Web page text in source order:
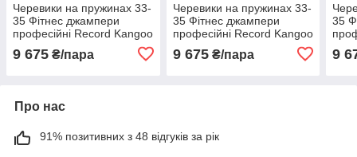
Черевики на пружинах 33-
35 Фітнес джампери
професійні Record Kangoo
9 675 ₴/пара
Черевики на пружинах 33-
35 Фітнес джампери
професійні Record Kangoo
9 675₴/пара
35
9
Про нас
91% позитивних з 48 відгуків за рік